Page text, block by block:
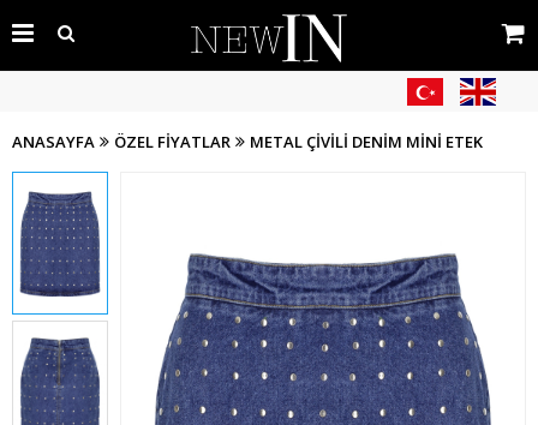
ANASAYFA ÖZEL FIYATLAR METAL ÇIVILI DENIM MINI ETEK